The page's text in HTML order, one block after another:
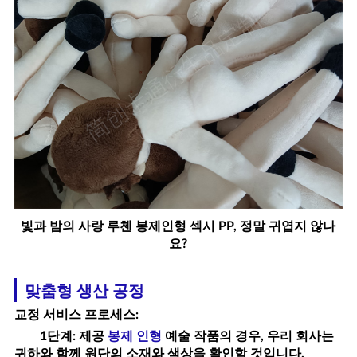
빛과 밤의 사랑 루첸 봉제인형 섹시 PP, 정말 귀엽지 않나
요?
맞춤형 생산 공정
교정 서비스 프로세스:
1단계: 제공 봉제 인형 예술 작품의 경우, 우리 회사는
귀하와 함께 원단의 소재와 색상을 확인할 것입니다.